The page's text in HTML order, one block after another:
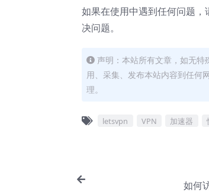
如果在使用中遇到任何问题
决问题。
声明：本站所有文章，如无
用、采集、发布本站内容到任何
理。
letsvpn VPN 加速器
如何